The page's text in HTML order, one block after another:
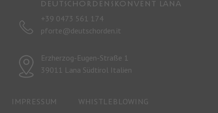
Deutschordenskonvent LANA
+39 0473 561 174
pforte@deutschorden.it
Erzherzog-Eugen-Straße 1
39011 Lana Südtirol Italien
IMPRESSUM
WHISTLEBLOWING